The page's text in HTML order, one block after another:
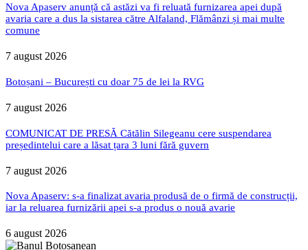
Nova Apaserv anunță că astăzi va fi reluată furnizarea apei după
avaria care a dus la sistarea către Alfaland, Flămânzi și mai multe
comune
7 august 2026
Botoșani – București cu doar 75 de lei la RVG
7 august 2026
COMUNICAT DE PRESĂ Cătălin Silegeanu cere suspendarea
președintelui care a lăsat țara 3 luni fără guvern
7 august 2026
Nova Apaserv: s-a finalizat avaria produsă de o firmă de construcții,
iar la reluarea furnizării apei s-a produs o nouă avarie
6 august 2026